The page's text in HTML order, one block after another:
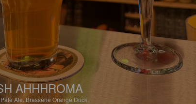
AHHHROMA
Ale. Brasserie Orange Duck.